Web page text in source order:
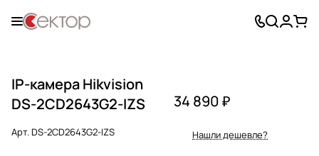
IP-камера Hikvision
DS-2CD2643G2-IZS
Арт.DS-2CD2643G2-IZS
34 890 ₽
Нашли дешевле?